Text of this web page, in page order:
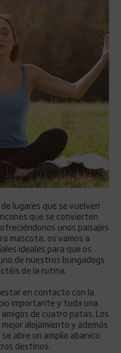
lugares que se vuelven
que se convierten
unos paisajes
mascota, os vamos a
ideales para que os
de nuestros bungadogs
de la rutina.
en contacto con la
importante y toda una
de cuatro patas. Los
alojamiento y además
abre un amplio abanico
destinos.